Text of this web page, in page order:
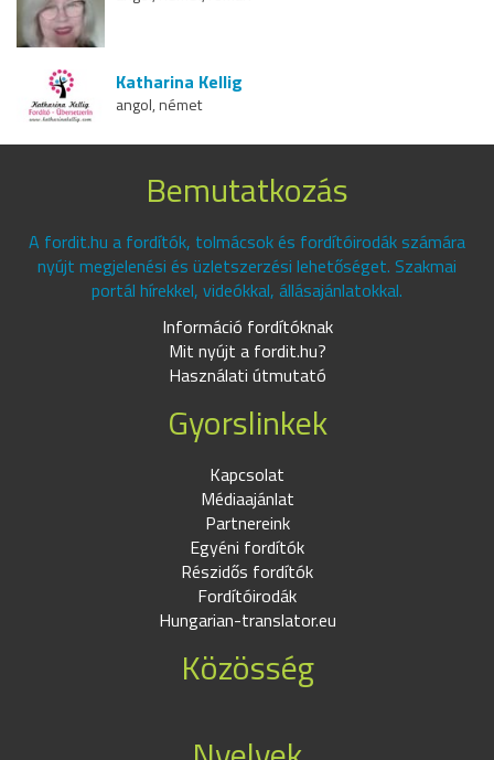
Katharina Kellig
angol, német
Bemutatkozás
A fordit.hu a fordítók, tolmácsok és fordítóirodák számára
nyújt megjelenési és üzletszerzési lehetőséget. Szakmai
portál hírekkel, videókkal, állásajánlatokkal.
Információ fordítóknak
Mit nyújt a fordit.hu?
Használati útmutató
Gyorslinkek
Kapcsolat
Médiaajánlat
Partnereink
Egyéni fordítók
Részidős fordítók
Fordítóirodák
Hungarian-translator.eu
Közösség